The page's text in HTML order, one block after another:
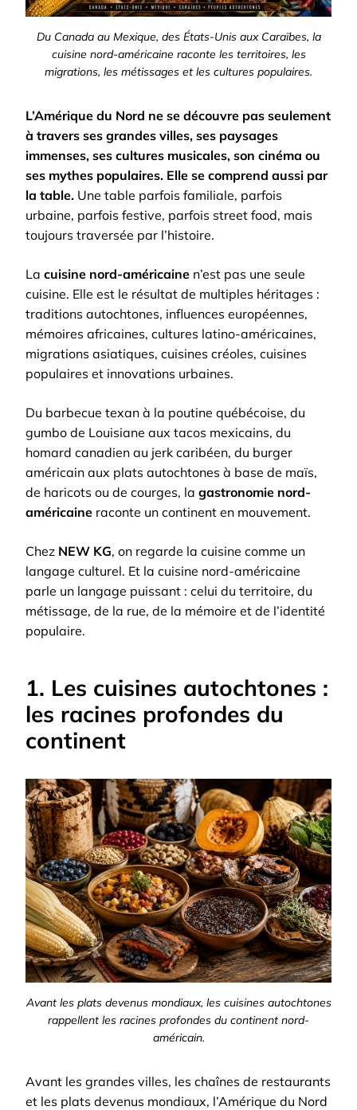
Du Canada au Mexique, des États-Unis aux Caraïbes, la
cuisine nord-américaine raconte les territoires, les
migrations, les métissages et les cultures populaires.
L’Amérique du Nord ne se découvre pas seulement
à travers ses grandes villes, ses paysages
immenses, ses cultures musicales, son cinéma ou
ses mythes populaires. Elle se comprend aussi par
la table. Une table parfois familiale, parfois
urbaine, parfois festive, parfois street food, mais
toujours traversée par l’histoire.
La cuisine nord-américaine n’est pas une seule
cuisine. Elle est le résultat de multiples héritages :
traditions autochtones, influences européennes,
mémoires africaines, cultures latino-américaines,
migrations asiatiques, cuisines créoles, cuisines
populaires et innovations urbaines.
Du barbecue texan à la poutine québécoise, du
gumbo de Louisiane aux tacos mexicains, du
homard canadien au jerk caribéen, du burger
américain aux plats autochtones à base de maïs,
de haricots ou de courges, la gastronomie nord-
américaine raconte un continent en mouvement.
Chez NEW KG, on regarde la cuisine comme un
langage culturel. Et la cuisine nord-américaine
parle un langage puissant : celui du territoire, du
métissage, de la rue, de la mémoire et de l’identité
populaire.
1. Les cuisines autochtones :
les racines profondes du
continent
Avant les plats devenus mondiaux, les cuisines autochtones
rappellent les racines profondes du continent nord-
américain.
Avant les grandes villes, les chaînes de restaurants
et les plats devenus mondiaux, l’Amérique du Nord